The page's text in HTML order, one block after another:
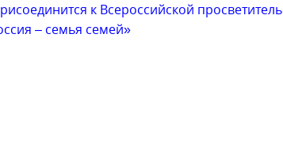
к Всероссийской
– семья семей»